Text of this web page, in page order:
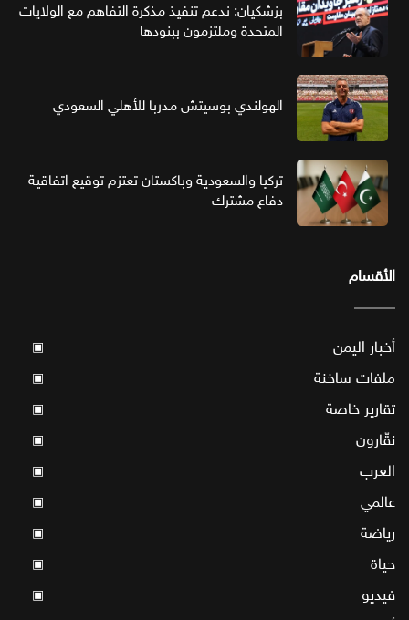
بزشكيان: ندعم تنفيذ مذكرة التفاهم مع الولايات
المتحدة وملتزمون ببنودها
الهولندي بوسيتش مدربا للأهلي السعودي
تركيا والسعودية وباكستان تعتزم توقيع اتفاقية
دفاع مشترك
الأقسام
أخبار اليمن ▣
ملفات ساخنة ▣
تقارير خاصة ▣
نقّارون ▣
العرب ▣
عالمي ▣
رياضة ▣
حياة ▣
فيديو ▣